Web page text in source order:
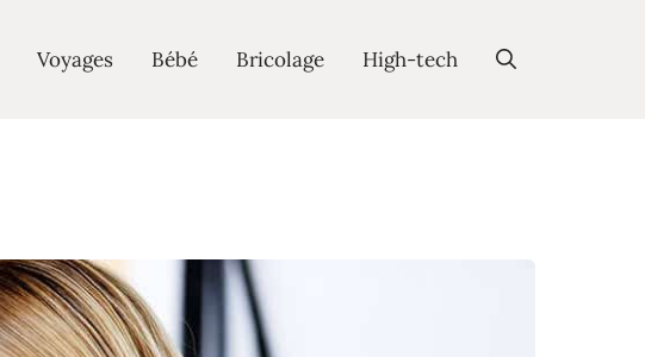
Voyages Bébé Bricolage High-tech